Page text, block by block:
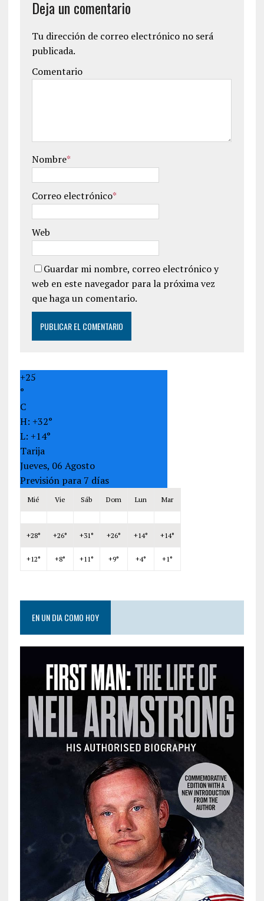
Deja un comentario
Tu dirección de correo electrónico no será
publicada.
Comentario
Nombre*
Correo electrónico*
Web
Guardar mi nombre, correo electrónico y
web en este navegador para la próxima vez
que haga un comentario.
+25
°
C
H: +32°
L: +14°
Tarija
Jueves, 06 Agosto
Previsión para 7 días
Mié Vie Sáb Dom Lun Mar
+28° +26° +31° +26° +14° +14°
+12° +8° +11° +9° +4° +1°
EN UN DIA COMO HOY